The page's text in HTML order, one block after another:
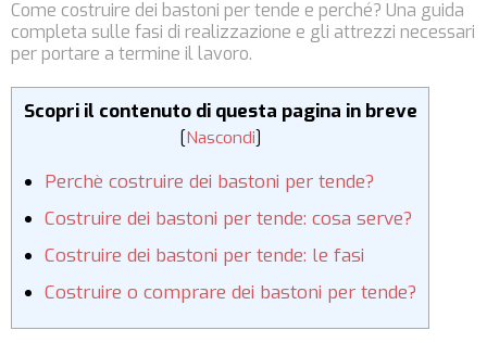
Come costruire dei bastoni per tende e perché? Una guida
completa sulle fasi di realizzazione e gli attrezzi necessari
per portare a termine il lavoro.
Scopri il contenuto di questa pagina in breve
[Nascondi]
Perchè costruire dei bastoni per tende?
Costruire dei bastoni per tende: cosa serve?
Costruire dei bastoni per tende: le fasi
Costruire o comprare dei bastoni per tende?